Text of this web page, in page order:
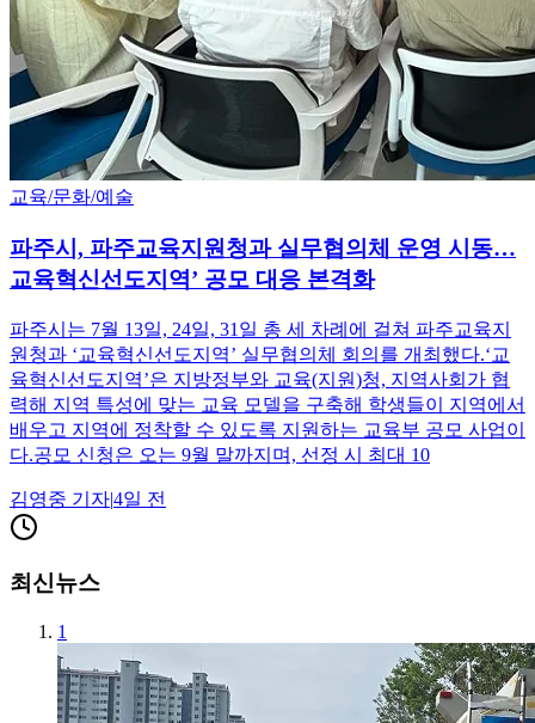
교육/문화/예술
파주시, 파주교육지원청과 실무협의체 운영 시동…
교육혁신선도지역’ 공모 대응 본격화
파주시는 7월 13일, 24일, 31일 총 세 차례에 걸쳐 파주교육지
원청과 ‘교육혁신선도지역’ 실무협의체 회의를 개최했다.‘교
육혁신선도지역’은 지방정부와 교육(지원)청, 지역사회가 협
력해 지역 특성에 맞는 교육 모델을 구축해 학생들이 지역에서
배우고 지역에 정착할 수 있도록 지원하는 교육부 공모 사업이
다.공모 신청은 오는 9월 말까지며, 선정 시 최대 10
김영중 기자|4일 전
최신뉴스
1